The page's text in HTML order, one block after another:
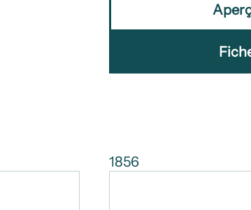
1856